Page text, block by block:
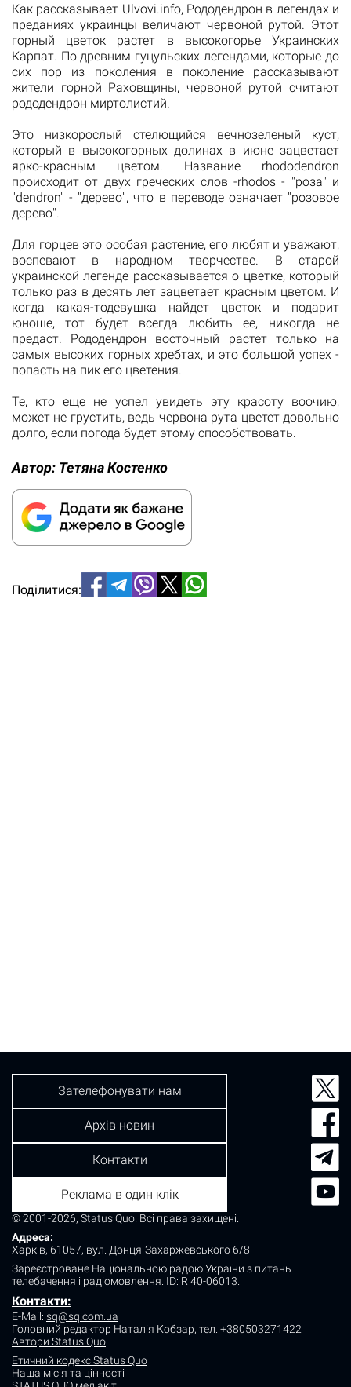
Как рассказывает Ulvovi.info, Рододендрон в легендах и
преданиях украинцы величают червоной рутой. Этот
горный цветок растет в высокогорье Украинских
Карпат. По древним гуцульских легендами, которые до
сих пор из поколения в поколение рассказывают
жители горной Раховщины, червоной рутой считают
рододендрон миртолистий.
Это низкорослый стелющийся вечнозеленый куст,
который в высокогорных долинах в июне зацветает
ярко-красным цветом. Название rhododendron
происходит от двух греческих слов -rhodos - "роза" и
"dendron" - "дерево", что в переводе означает "розовое
дерево".
Для горцев это особая растение, его любят и уважают,
воспевают в народном творчестве. В старой
украинской легенде рассказывается о цветке, который
только раз в десять лет зацветает красным цветом. И
когда какая-тодевушка найдет цветок и подарит
юноше, тот будет всегда любить ее, никогда не
предаст. Рододендрон восточный растет только на
самых высоких горных хребтах, и ​​это большой успех -
попасть на пик его цветения.
Те, кто еще не успел увидеть эту красоту воочию,
может не грустить, ведь червона рута цветет довольно
долго, если погода будет этому способствовать.
Автор: Тетяна Костенко
Поділитися:
© 2001-2026, Status Quo. Всі права захищені.
Адреса:
Харків, 61057, вул. Донця-Захаржевського 6/8
Зареєстроване Національною радою України з питань
телебачення і радіомовлення. ID: R 40-06013.
Контакти:
E-Mail: sq@sq.com.ua
Головний редактор Наталія Кобзар, тел. +380503271422
Автори Status Quo
Етичний кодекс Status Quo
Наша місія та цінності
Зателефонувати нам
Архів новин
Контакти
Реклама в один клік